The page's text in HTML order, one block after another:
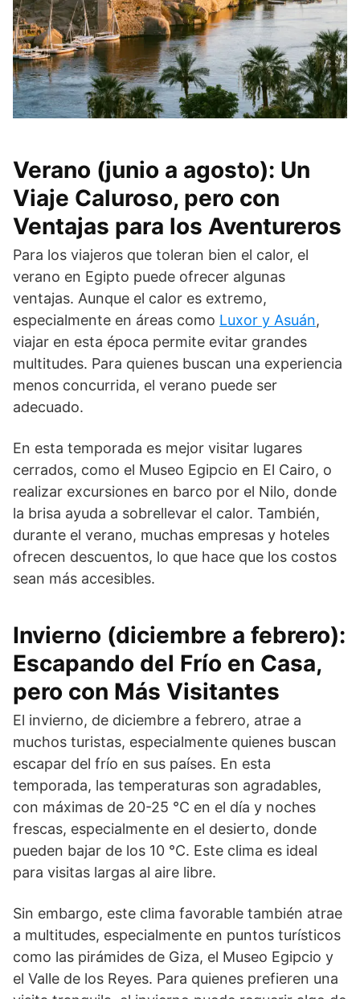
Verano (junio a agosto): Un
Viaje Caluroso, pero con
Ventajas para los Aventureros
Para los viajeros que toleran bien el calor, el
verano en Egipto puede ofrecer algunas
ventajas. Aunque el calor es extremo,
especialmente en áreas como Luxor y Asuán,
viajar en esta época permite evitar grandes
multitudes. Para quienes buscan una experiencia
menos concurrida, el verano puede ser
adecuado.
En esta temporada es mejor visitar lugares
cerrados, como el Museo Egipcio en El Cairo, o
realizar excursiones en barco por el Nilo, donde
la brisa ayuda a sobrellevar el calor. También,
durante el verano, muchas empresas y hoteles
ofrecen descuentos, lo que hace que los costos
sean más accesibles.
Invierno (diciembre a febrero):
Escapando del Frío en Casa,
pero con Más Visitantes
El invierno, de diciembre a febrero, atrae a
muchos turistas, especialmente quienes buscan
escapar del frío en sus países. En esta
temporada, las temperaturas son agradables,
con máximas de 20-25 °C en el día y noches
frescas, especialmente en el desierto, donde
pueden bajar de los 10 °C. Este clima es ideal
para visitas largas al aire libre.
Sin embargo, este clima favorable también atrae
a multitudes, especialmente en puntos turísticos
como las pirámides de Giza, el Museo Egipcio y
el Valle de los Reyes. Para quienes prefieren una